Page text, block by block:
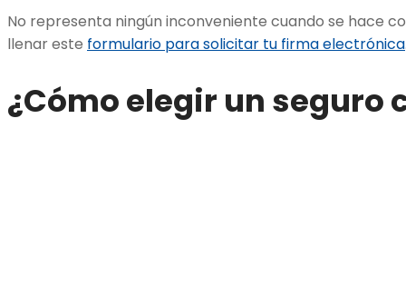
No representa ningún inconveniente cuando se hace
llenar este formulario para solicitar tu firma electrónica
¿Cómo elegir un seguro